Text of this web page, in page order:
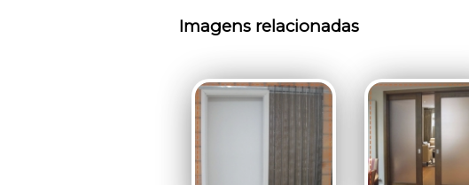
Imagens relacionadas